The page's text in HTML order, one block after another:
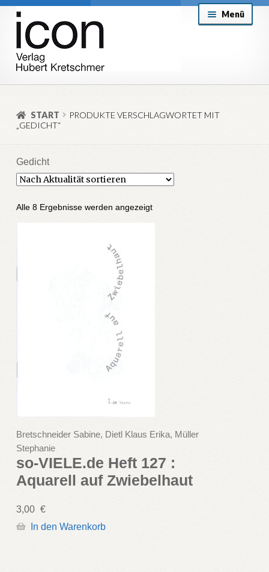
Zur
Navigation
springen
Zum
Inhalt
springen
Menü
About
Versand & Lieferung
Aktuell
START
PRODUKTE VERSCHLAGWORTET MIT
„GEDICHT“
Gedicht
Alle 8 Ergebnisse werden angezeigtNach
Bretschneider Sabine, Dietl Klaus Erika, Müller
Stephanie
so-VIELE.de Heft 127 :
Aquarell auf Zwiebelhaut
3,00 €
In den Warenkorb